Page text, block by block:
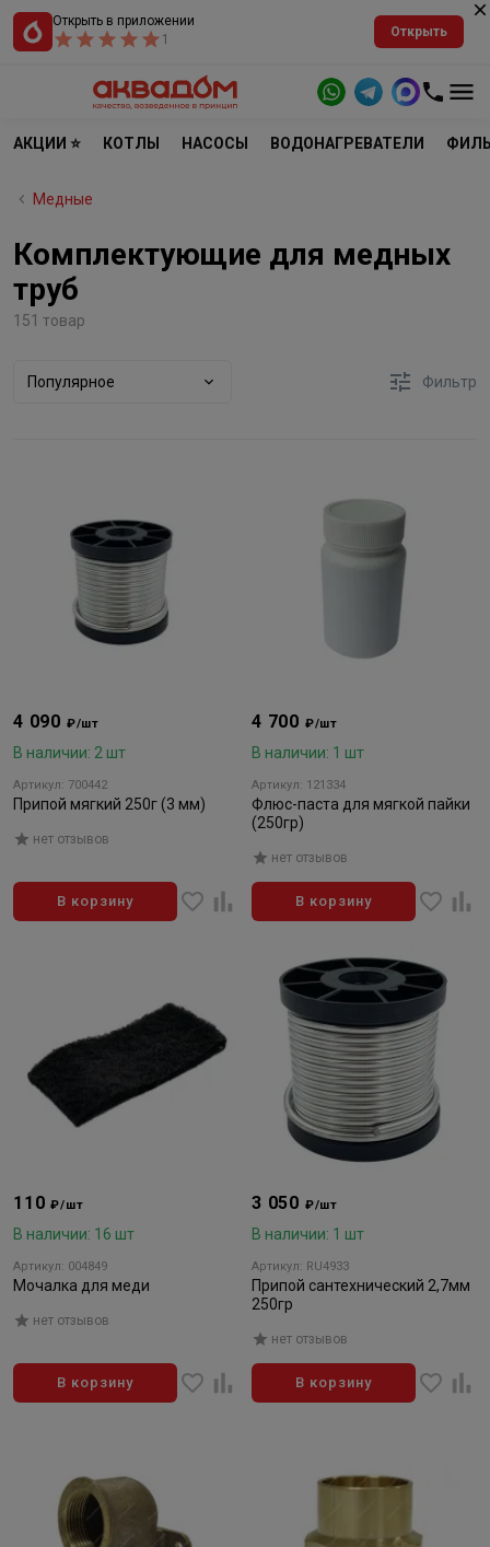
Открыть в приложении
1
Открыть
АКЦИИ ⭐ КОТЛЫ НАСОСЫ ВОДОНАГРЕВАТЕЛИ
Медные
Комплектующие для медных
труб
151 товар
Популярное Фильтр
4 090 ₽/шт
В наличии: 2 шт
Артикул: 700442
Припой мягкий 250г (3 мм)
нет отзывов
В корзину
4 700 ₽/шт
В наличии: 1 шт
Артикул: 121334
Флюс-паста для мягкой пайки
(250гр)
нет отзывов
В корзину
110₽/шт
В наличии: 16 шт
Артикул: 004849
Мочалка для меди
нет отзывов
В корзину
3 050 ₽/шт
В наличии: 1 шт
Артикул: RU4933
Припой сантехнический 2,7мм
250гр
нет отзывов
В корзину